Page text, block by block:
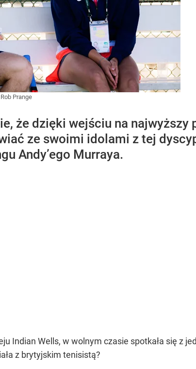
Prange
że dzięki wejściu na
ze swoimi idolami z tej
Andy’ego Murraya.
Indian Wells, w wolnym czasie spotkała się z
z brytyjskim tenisistą?